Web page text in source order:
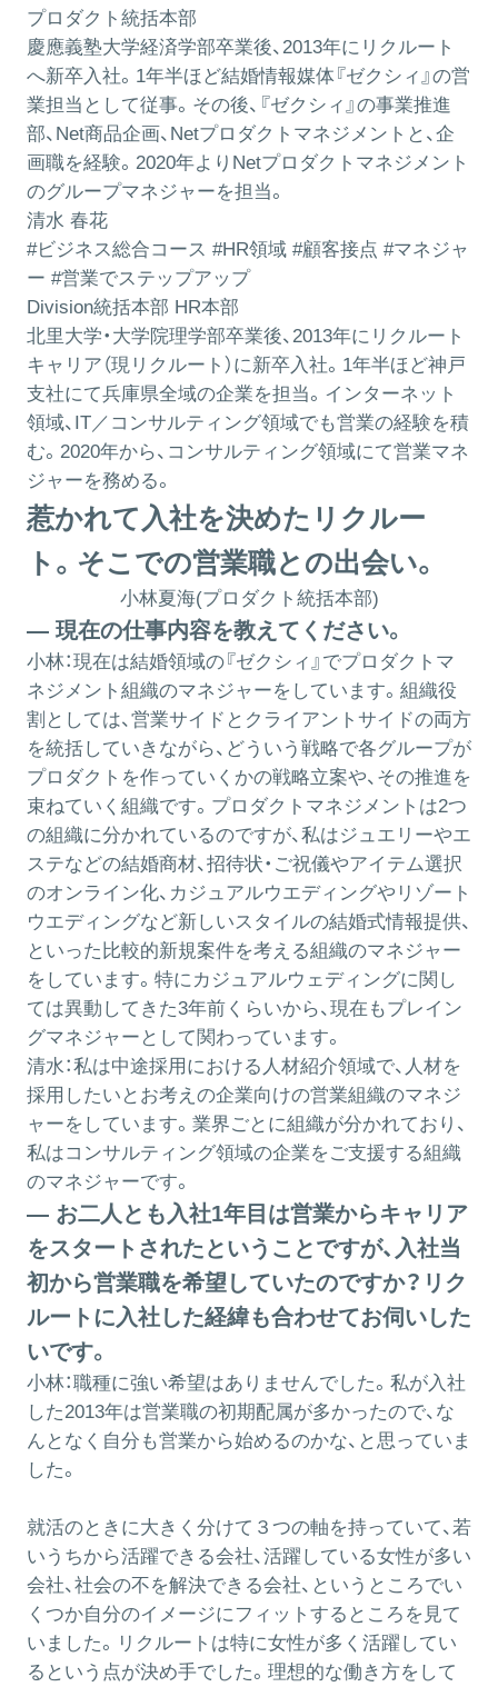
プロダクト統括本部
慶應義塾大学経済学部卒業後、2013年にリクルート
へ新卒入社。1年半ほど結婚情報媒体『ゼクシィ』の営
業担当として従事。その後、『ゼクシィ』の事業推進
部、Net商品企画、Netプロダクトマネジメントと、企
画職を経験。2020年よりNetプロダクトマネジメント
のグループマネジャーを担当。
清水 春花
#ビジネス総合コース #HR領域 #顧客接点 #マネジャ
ー #営業でステップアップ
Division統括本部 HR本部
北里大学・大学院理学部卒業後、2013年にリクルート
キャリア（現リクルート）に新卒入社。1年半ほど神戸
支社にて兵庫県全域の企業を担当。インターネット
領域、IT／コンサルティング領域でも営業の経験を積
む。2020年から、コンサルティング領域にて営業マネ
ジャーを務める。
惹かれて入社を決めたリクルー
ト。そこでの営業職との出会い。
小林夏海(プロダクト統括本部)
― 現在の仕事内容を教えてください。
小林：現在は結婚領域の『ゼクシィ』でプロダクトマ
ネジメント組織のマネジャーをしています。組織役
割としては、営業サイドとクライアントサイドの両方
を統括していきながら、どういう戦略で各グループが
プロダクトを作っていくかの戦略立案や、その推進を
束ねていく組織です。プロダクトマネジメントは2つ
の組織に分かれているのですが、私はジュエリーやエ
ステなどの結婚商材、招待状・ご祝儀やアイテム選択
のオンライン化、カジュアルウエディングやリゾート
ウエディングなど新しいスタイルの結婚式情報提供、
といった比較的新規案件を考える組織のマネジャー
をしています。特にカジュアルウェディングに関し
ては異動してきた3年前くらいから、現在もプレイン
グマネジャーとして関わっています。
清水：私は中途採用における人材紹介領域で、人材を
採用したいとお考えの企業向けの営業組織のマネジ
ャーをしています。業界ごとに組織が分かれており、
私はコンサルティング領域の企業をご支援する組織
のマネジャーです。
― お二人とも入社1年目は営業からキャリア
をスタートされたということですが、入社当
初から営業職を希望していたのですか？リク
ルートに入社した経緯も合わせてお伺いした
いです。
小林：職種に強い希望はありませんでした。私が入社
した2013年は営業職の初期配属が多かったので、な
んとなく自分も営業から始めるのかな、と思っていま
した。
就活のときに大きく分けて３つの軸を持っていて、若
いうちから活躍できる会社、活躍している女性が多い
会社、社会の不を解決できる会社、というところでい
くつか自分のイメージにフィットするところを見て
いました。リクルートは特に女性が多く活躍してい
るという点が決め手でした。理想的な働き方をして